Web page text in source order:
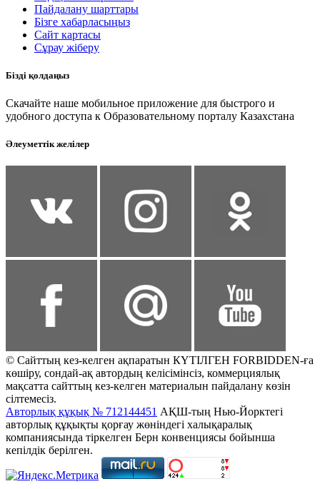
Пайдалану шарттары
Бізге хабарласыңыз
Сайт картасы
Сұрау жіберу
Бізді қолдаңыз
Скачайте наше мобильное приложение для быстрого и
удобного доступа к Образовательному порталу Казахстана
Әлеуметтік желілер
© Сайттың кез-келген ақпаратын КҮТІЛГЕН FORBIDDEN-ға
көшіру, сондай-ақ автордың келісімінсіз, коммерциялық
мақсатта сайттың кез-келген материалын пайдалану көзін
сілтемесіз.
Авторлық құқық № 712144451 АҚШ-тың Нью-Йорктегі
авторлық құқықты қорғау жөніндегі халықаралық
компаниясында тіркелген Берн конвенциясы бойынша
кепілдік берілген.